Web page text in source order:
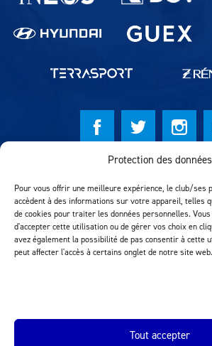
Protection des données
Pour vous offrir une meilleure expérience, le club/ses
accèdent à des informations sur votre appareil, telles
de cookies pour traiter les données personnelles.
d'accepter cette utilisation ou de gérer vos choix en
avez également la possibilité de pas consentir à cette
peut affecter l'accès à certains onglet de notre site web.
Tout accepter
Réalisation MTM Agency